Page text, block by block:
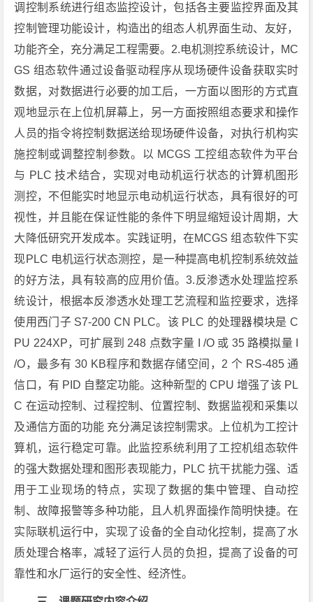
调控制系统进行组态监控设计，包括各主要监控界面及其
控制管理功能设计，构造出的组态人机界面生动、友好，
功能齐全，充分满足工程需要。2.电机测控系统设计，MC
GS 组态软件通过设备驱动程序从现场硬件设备获取实时
数据，对数据进行必要的加工后，一方面以图形的方式直
观地显示在上位机屏幕上，另一方面按照组态要求和操作
人员的指令将控制数据送给现场硬件设备，对执行机构实
施控制或调整控制参数。以 MCGS 工控组态软件为平台
与 PLC 技术结合，实现对电动机运行状态的计算机图形
测控，不但能实时地显示电动机运行状态，具有很好的可
视性，并且能在保证性能的条件下明显缩短设计周期，大
大降低研究开发成本。实践证明，在MCGS 组态软件下实
现PLC 电机运行状态测控，是一种提高电机控制系统效益
的好方法，具有较高的应用价值。3.反渗透水处理监控系
统设计，根据本反渗透水处理工艺流程和监控要求，选择
使用西门子 S7-200 CN PLC。该 PLC 的处理器模块是 C
PU 224XP，可扩展到 248 点数字量 I /O 或 35 路模拟量 I
/O，最多有 30 KB程序和数据存储空间，2 个 RS-485 通
信口，有 PID 自整定功能。这种新型的 CPU 增强了该 PL
C 在运动控制、过程控制、位置控制、数据监视和采集以
及通信方面的功能 充分满足该控制需求。上位机为工控计
算机，运行稳定可靠。此监控系统利用了工控机组态软件
的强大数据处理和图形表现能力，PLC 抗干扰能力强、适
用于工业现场的特点，实现了数据的集中管理、自动控
制、故障报警等多种功能，且人机界面操作简明快捷。在
实际联机运行中，实现了设备的全自动化控制，提高了水
质处理合格率，减轻了运行人员的负担，提高了设备的可
靠性和水厂运行的安全性、经济性。